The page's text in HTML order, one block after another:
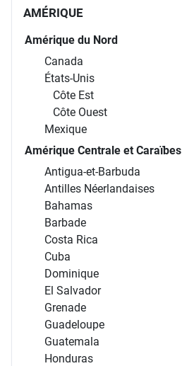
AMÉRIQUE
Amérique du Nord
Canada
États-Unis
Côte Est
Côte Ouest
Mexique
Amérique Centrale et Caraïbes
Antigua-et-Barbuda
Antilles Néerlandaises
Bahamas
Barbade
Costa Rica
Cuba
Dominique
El Salvador
Grenade
Guadeloupe
Guatemala
Honduras